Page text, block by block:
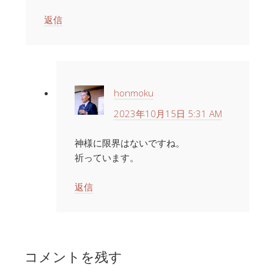
返信
honmoku
2023年10月15日 5:31 AM
神様に限界はないですね。
祈っています。
返信
コメントを残す